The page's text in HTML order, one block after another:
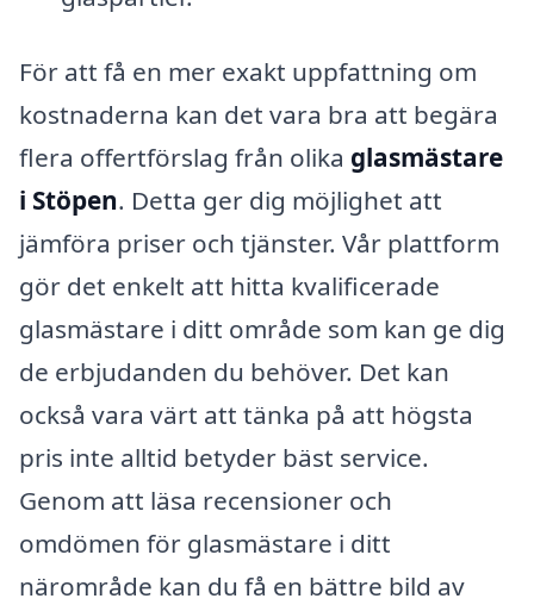
För att få en mer exakt uppfattning om
kostnaderna kan det vara bra att begära
flera offertförslag från olika glasmästare
i Stöpen. Detta ger dig möjlighet att
jämföra priser och tjänster. Vår plattform
gör det enkelt att hitta kvalificerade
glasmästare i ditt område som kan ge dig
de erbjudanden du behöver. Det kan
också vara värt att tänka på att högsta
pris inte alltid betyder bäst service.
Genom att läsa recensioner och
omdömen för glasmästare i ditt
närområde kan du få en bättre bild av